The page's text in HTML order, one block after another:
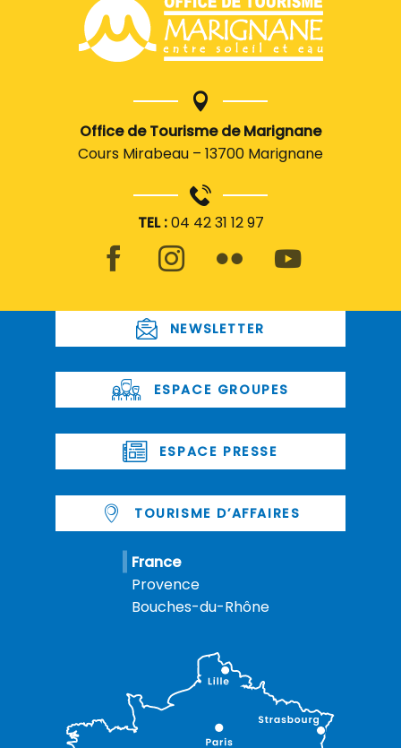
Office de Tourisme de Marignane
Cours Mirabeau – 13700 Marignane
TEL :04 42 31 12 97
NEWSLETTER
ESPACE GROUPES
ESPACE PRESSE
TOURISME D’AFFAIRES
France
Provence
Bouches-du-Rhône